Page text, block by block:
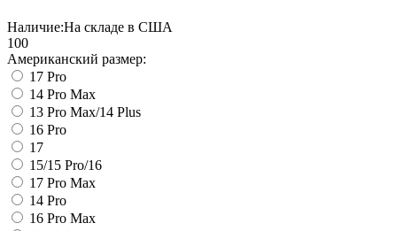
Наличие:На складе в США
100
Американский размер:
17 Pro
14 Pro Max
13 Pro Max/14 Plus
16 Pro
17
15/15 Pro/16
17 Pro Max
14 Pro
16 Pro Max